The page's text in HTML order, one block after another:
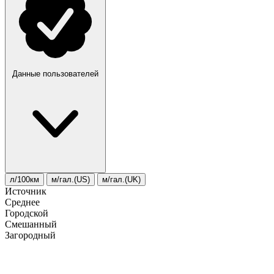
Данные пользователей
л/100км м/гал.(US) м/гал.(UK)
Источник
Среднее
Городской
Смешанный
Загородный